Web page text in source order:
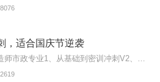
8076
，适合国庆节逆袭
2619